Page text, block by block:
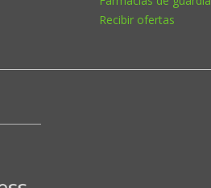
Recibir ofertas